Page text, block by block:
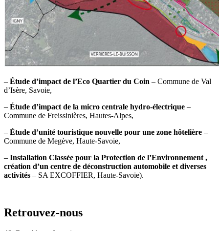
– Étude d’impact de l’Eco Quartier du Coin – Commune de Val
d’Isère, Savoie,
– Étude d’impact de la micro centrale hydro-électrique –
Commune de Freissinières, Hautes-Alpes,
– Étude d’unité touristique nouvelle pour une zone hôtelière –
Commune de Megève, Haute-Savoie,
– Installation Classée pour la Protection de l’Environnement ,
création d’un centre de déconstruction automobile et diverses
activités – SA EXCOFFIER, Haute-Savoie).
Retrouvez-nous